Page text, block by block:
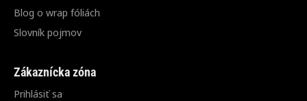
Blog o wrap fóliách
Slovník pojmov
Zákaznícka zóna
Prihlásiť sa